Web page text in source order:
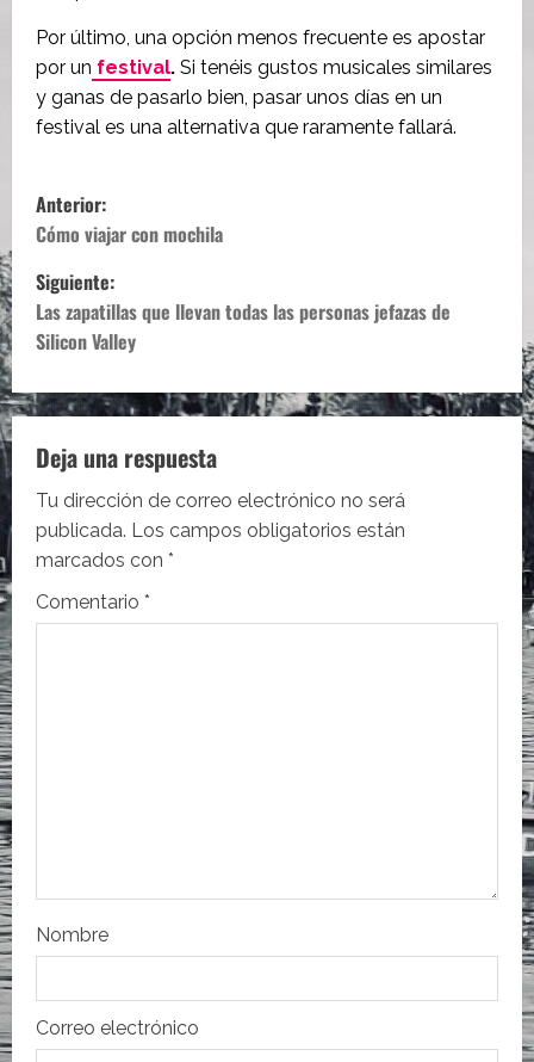
Por último, una opción menos frecuente es apostar
por un festival. Si tenéis gustos musicales similares
y ganas de pasarlo bien, pasar unos días en un
festival es una alternativa que raramente fallará.
N
a
v
e
g
a
c
i
ó
t
r
a
d
Anterior:
Cómo viajar con mochila
Siguiente:
Las zapatillas que llevan todas las personas jefazas de
Silicon Valley
Deja una respuesta
Tu dirección de correo electrónico no será
publicada. Los campos obligatorios están
marcados con *
Comentario *
Nombre
Correo electrónico